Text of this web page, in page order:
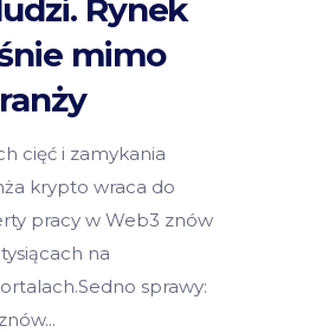
Rynek
mimo
cięć i zamykania
krypto wraca do
pracy w Web3 znów
na
sprawy: